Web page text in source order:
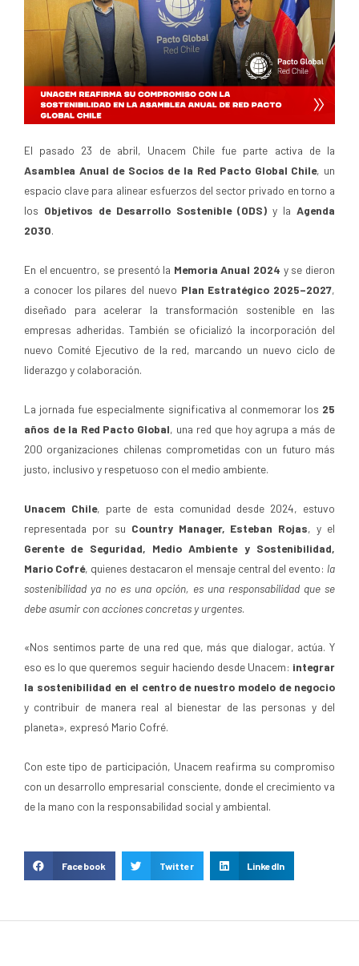
El pasado 23 de abril, Unacem Chile fue parte activa de la
Asamblea Anual de Socios de la Red Pacto Global Chile, un
espacio clave para alinear esfuerzos del sector privado en torno a
los Objetivos de Desarrollo Sostenible (ODS) y la Agenda
2030.
En el encuentro, se presentó la Memoria Anual 2024 y se dieron
a conocer los pilares del nuevo Plan Estratégico 2025–2027,
diseñado para acelerar la transformación sostenible en las
empresas adheridas. También se oficializó la incorporación del
nuevo Comité Ejecutivo de la red, marcando un nuevo ciclo de
liderazgo y colaboración.
La jornada fue especialmente significativa al conmemorar los 25
años de la Red Pacto Global, una red que hoy agrupa a más de
200 organizaciones chilenas comprometidas con un futuro más
justo, inclusivo y respetuoso con el medio ambiente.
Unacem Chile, parte de esta comunidad desde 2024, estuvo
representada por su Country Manager, Esteban Rojas, y el
Gerente de Seguridad, Medio Ambiente y Sostenibilidad,
Mario Cofré, quienes destacaron el mensaje central del evento: la
sostenibilidad ya no es una opción, es una responsabilidad que se
debe asumir con acciones concretas y urgentes.
«Nos sentimos parte de una red que, más que dialogar, actúa. Y
eso es lo que queremos seguir haciendo desde Unacem: integrar
la sostenibilidad en el centro de nuestro modelo de negocio
y contribuir de manera real al bienestar de las personas y del
planeta», expresó Mario Cofré.
Con este tipo de participación, Unacem reafirma su compromiso
con un desarrollo empresarial consciente, donde el crecimiento va
de la mano con la responsabilidad social y ambiental.
Facebook Twitter LinkedIn